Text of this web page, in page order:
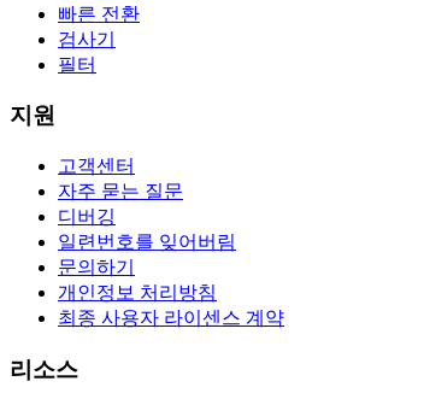
빠른 전환
검사기
필터
지원
고객센터
자주 묻는 질문
디버깅
일련번호를 잊어버림
문의하기
개인정보 처리방침
최종 사용자 라이센스 계약
리소스